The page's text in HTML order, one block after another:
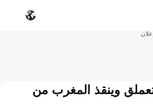
إعلان
وينقذ المغرب من